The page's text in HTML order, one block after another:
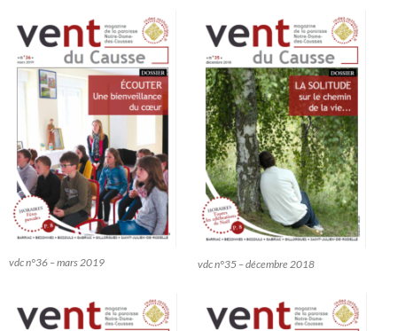
vdc n°36 – mars 2019 vdc n°35 – décembre 2018